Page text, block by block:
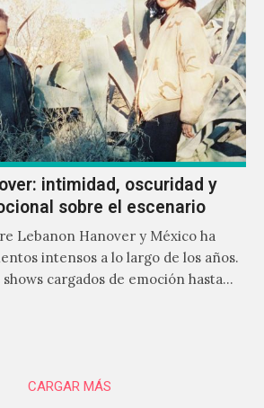
intimidad, oscuridad y
sobre el escenario
Lebanon Hanover y México ha
intensos a lo largo de los años.
cargados de emoción hasta
CARGAR MÁS